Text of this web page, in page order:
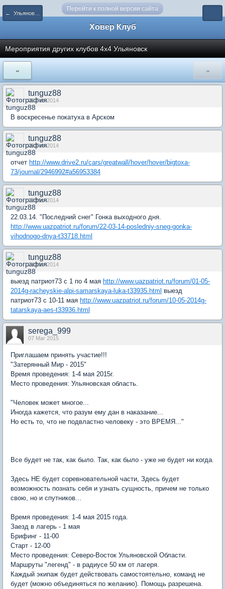
Перейти к полной версии сайта
← Ульяновск и Ульяновская область
Ховер Клуб
Мероприятия других клубов 4х4 Ульяновск
« »
tunguz88
06 Feb 2014
В воскресенье покатуха в Арском
tunguz88
09 Feb 2014
отчет http://www.drive2.ru/cars/greatwall/hover/hover/bigtoxa-
73/journal/2946992#a56953384
tunguz88
13 Mar 2014
22.03.14. "Последний снег" Гонка выходного дня.
http://www.uazpatriot.ru/forum/22-03-14-posledniy-sneg-gonka-
vihodnogo-dnya-t33718.html
tunguz88
24 Mar 2014
выезд патриот73 с 1 по 4 мая http://www.uazpatriot.ru/forum/01-05-
2014g-racheyskie-alpi-samarskaya-luka-t33935.html выезд
патриот73 с 10-11 мая http://www.uazpatriot.ru/forum/10-05-2014g-
tatarskaya-aes-t33936.html
serega_999
07 Mar 2015
Приглашаем принять участие!!!
"Затерянный Мир - 2015"
Время проведения: 1-4 мая 2015г.
Место проведения: Ульяновская область.
"Человек может многое...
Иногда кажется, что разум ему дан в наказание...
Но есть то, что не подвластно человеку - это ВРЕМЯ..."
Все будет не так, как было. Так, как было - уже не будет ни когда.
Здесь НЕ будет соревновательной части, Здесь будет
возможность познать себя и узнать сущность, причем не только
свою, но и спутников...
Время проведения: 1-4 мая 2015 года.
Заезд в лагерь - 1 мая
Брифинг - 11-00
Старт - 12-00
Место проведения: Северо-Восток Ульяновской Области.
Маршруты "легенд" - в радиусе 50 км от лагеря.
Каждый экипаж будет действовать самостоятельно, команд не
будет (можно объединяться по желанию). Помощь разрешена.